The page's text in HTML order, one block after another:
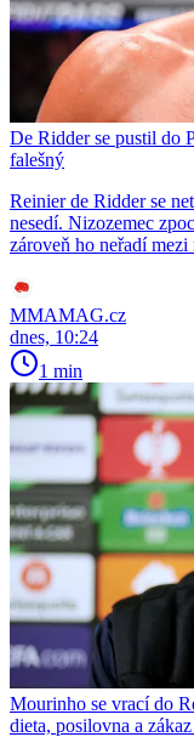
De Ridder se pustil do
falešný
Reinier de Ridder se
nesedí. Nizozemec
zároveň ho neřadí
MMAMAG.cz
dnes, 10:24
1 min
Mourinho se vrací do
dieta, posilovna a